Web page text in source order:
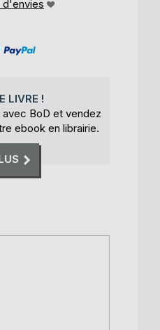
d'envies
LIVRE !
BoD et vendez
ebook en librairie.